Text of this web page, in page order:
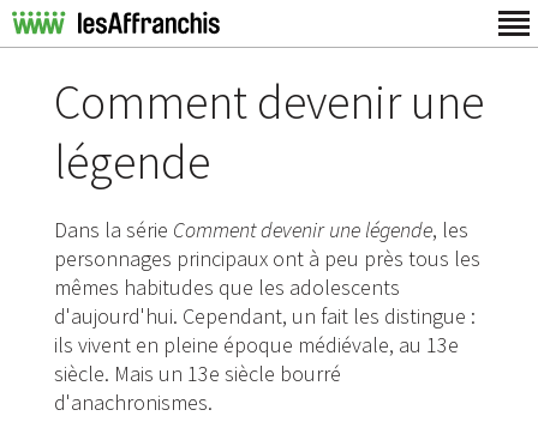
Comment devenir une
légende
Dans la série Comment devenir une légende, les
personnages principaux ont à peu près tous les
mêmes habitudes que les adolescents
d'aujourd'hui. Cependant, un fait les distingue :
ils vivent en pleine époque médiévale, au 13e
siècle. Mais un 13e siècle bourré
d'anachronismes.